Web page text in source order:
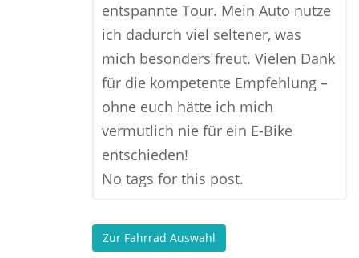
entspannte Tour. Mein Auto nutze
ich dadurch viel seltener, was
mich besonders freut. Vielen Dank
für die kompetente Empfehlung –
ohne euch hätte ich mich
vermutlich nie für ein E-Bike
entschieden!
No tags for this post.
Zur Fahrrad Auswahl